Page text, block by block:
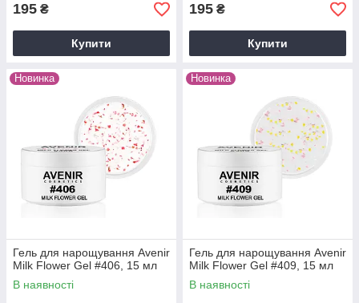
195 ₴
Купити
195 ₴
Купити
Новинка
Гель для нарощування Avenir
Milk Flower Gel #406, 15 мл
В наявності
Новинка
Гель для нарощування Avenir
Milk Flower Gel #409, 15 мл
В наявності